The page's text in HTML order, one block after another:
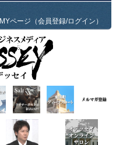
MYページ（会員登録/ログイン）